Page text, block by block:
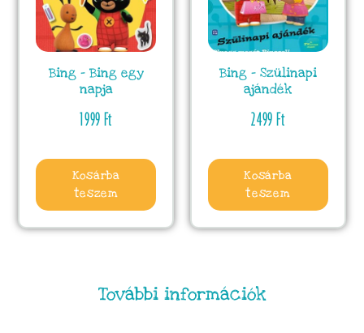
Bing – Bing egy
napja
1999Ft
Kosárba
teszem
Bing – Szülinapi
ajándék
2499Ft
Kosárba
teszem
További információk